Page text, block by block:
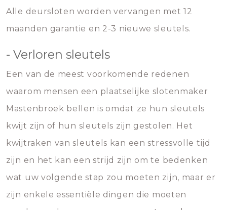
Alle deursloten worden vervangen met 12
maanden garantie en 2-3 nieuwe sleutels.
- Verloren sleutels
Een van de meest voorkomende redenen
waarom mensen een plaatselijke slotenmaker
Mastenbroek bellen is omdat ze hun sleutels
kwijt zijn of hun sleutels zijn gestolen. Het
kwijtraken van sleutels kan een stressvolle tijd
zijn en het kan een strijd zijn om te bedenken
wat uw volgende stap zou moeten zijn, maar er
zijn enkele essentiële dingen die moeten